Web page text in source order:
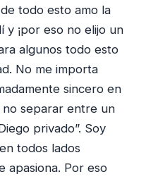
todo esto amo la
y ¡por eso no elijo un
algunos todo esto
No me importa
sincero en
separar entre un
privado”. Soy
todos lados
apasiona. Por eso